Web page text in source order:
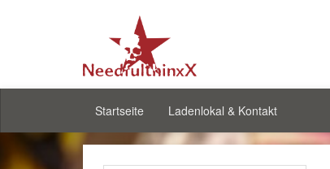
Startseite Ladenlokal & Kontakt